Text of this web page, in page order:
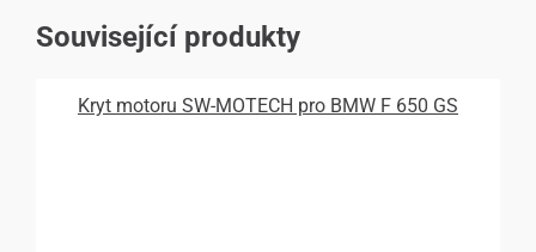
Související produkty
Kryt motoru SW-MOTECH pro BMW F 650 GS